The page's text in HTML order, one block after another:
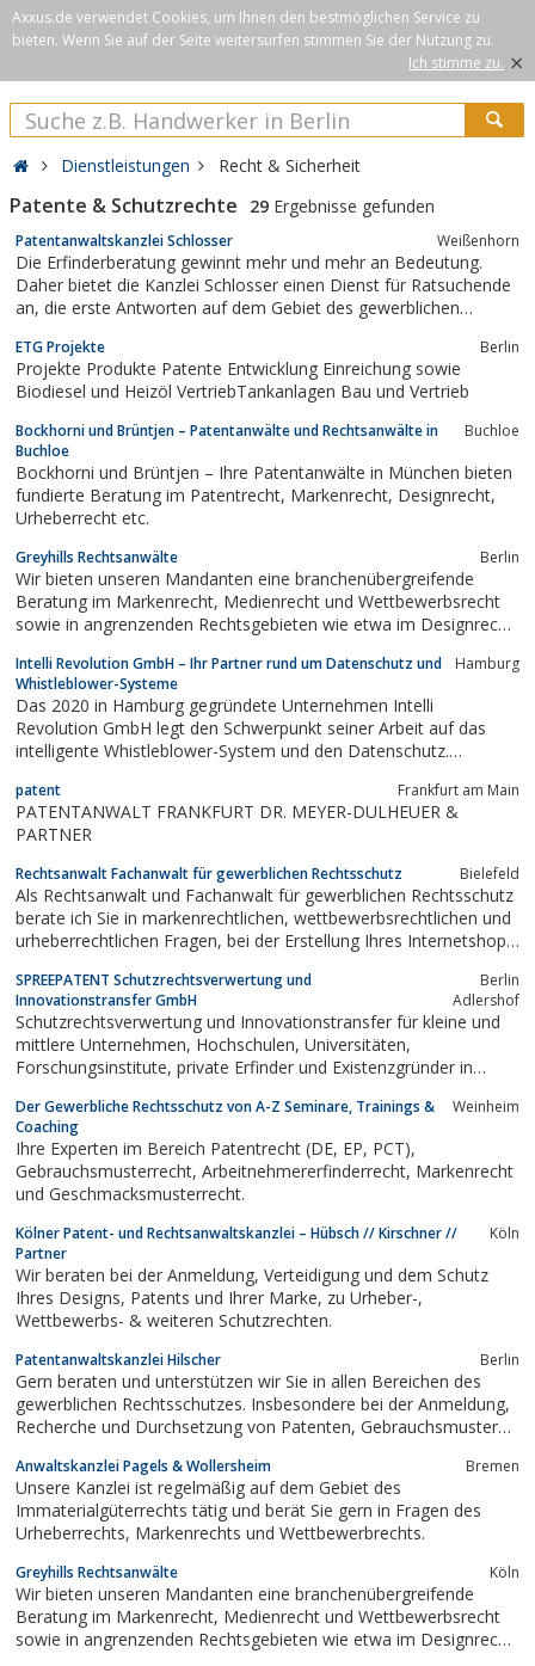
Axxus.de verwendet Cookies, um Ihnen den bestmöglichen Service zu
bieten. Wenn Sie auf der Seite weitersurfen stimmen Sie der Nutzung zu.
Ich stimme zu. ×
Dienstleistungen Recht & Sicherheit
Patente & Schutzrechte 29 Ergebnisse gefunden
Patentanwaltskanzlei Schlosser Weißenhorn
Die Erfinderberatung gewinnt mehr und mehr an Bedeutung.
Daher bietet die Kanzlei Schlosser einen Dienst für Ratsuchende
an, die erste Antworten auf dem Gebiet des gewerblichen
Schlosser nach Terminabsprache zur Verfügung.In einem ersten
Gespräch wird u. a. Auskunft...
ETG Projekte Berlin
Projekte Produkte Patente Entwicklung Einreichung sowie
Biodiesel und Heizöl VertriebTankanlagen Bau und Vertrieb
Bockhorni und Brüntjen – Patentanwälte und Rechtsanwälte in
Buchloe
Buchloe
Bockhorni und Brüntjen – Ihre Patentanwälte in München bieten
fundierte Beratung im Patentrecht, Markenrecht, Designrecht,
Urheberrecht etc.
Greyhills Rechtsanwälte Berlin
Wir bieten unseren Mandanten eine branchenübergreifende
Beratung im Markenrecht, Medienrecht und Wettbewerbsrecht
sowie in angrenzenden Rechtsgebieten wie etwa im Designrecht,
Datenschutzrecht, Recht zum Schutz von
Geschäftsgeheimnissen sowie im Äußerungsrecht.
Intelli Revolution GmbH – Ihr Partner rund um Datenschutz und
Whistleblower-Systeme
Hamburg
Das 2020 in Hamburg gegründete Unternehmen Intelli
Revolution GmbH legt den Schwerpunkt seiner Arbeit auf das
intelligente Whistleblower-System und den Datenschutz.
Datenschutz, der unter der Marke BEREDI Datenschutz geführt
wird. Wir bieten Ihnen qualifizierte...
patent Frankfurt am Main
PATENTANWALT FRANKFURT DR. MEYER-DULHEUER &
PARTNER
Rechtsanwalt Fachanwalt für gewerblichen Rechtsschutz Bielefeld
Als Rechtsanwalt und Fachanwalt für gewerblichen Rechtsschutz
berate ich Sie in markenrechtlichen, wettbewerbsrechtlichen und
urheberrechtlichen Fragen, bei der Erstellung Ihres Internetshops,
jederzeit auf den Sachverstand der Kanzlei zurückgreifen, in der
insgesamt 10...
SPREEPATENT Schutzrechtsverwertung und
Innovationstransfer GmbH
Berlin
Adlershof
Schutzrechtsverwertung und Innovationstransfer für kleine und
mittlere Unternehmen, Hochschulen, Universitäten,
Forschungsinstitute, private Erfinder und Existenzgründer in
englisch, japanisch, russisch
Der Gewerbliche Rechtsschutz von A-Z Seminare, Trainings &
Coaching
Weinheim
Ihre Experten im Bereich Patentrecht (DE, EP, PCT),
Gebrauchsmusterrecht, Arbeitnehmererfinderrecht, Markenrecht
und Geschmacksmusterrecht.
Kölner Patent- und Rechtsanwaltskanzlei – Hübsch // Kirschner //
Partner
Köln
Wir beraten bei der Anmeldung, Verteidigung und dem Schutz
Ihres Designs, Patents und Ihrer Marke, zu Urheber-,
Wettbewerbs- & weiteren Schutzrechten.
Patentanwaltskanzlei Hilscher Berlin
Gern beraten und unterstützen wir Sie in allen Bereichen des
gewerblichen Rechtsschutzes. Insbesondere bei der Anmeldung,
Recherche und Durchsetzung von Patenten, Gebrauchsmustern,
Seite.
Anwaltskanzlei Pagels & Wollersheim Bremen
Unsere Kanzlei ist regelmäßig auf dem Gebiet des
Immaterialgüterrechts tätig und berät Sie gern in Fragen des
Urheberrechts, Markenrechts und Wettbewerbrechts.
Greyhills Rechtsanwälte Köln
Wir bieten unseren Mandanten eine branchenübergreifende
Beratung im Markenrecht, Medienrecht und Wettbewerbsrecht
sowie in angrenzenden Rechtsgebieten wie etwa im Designrecht,